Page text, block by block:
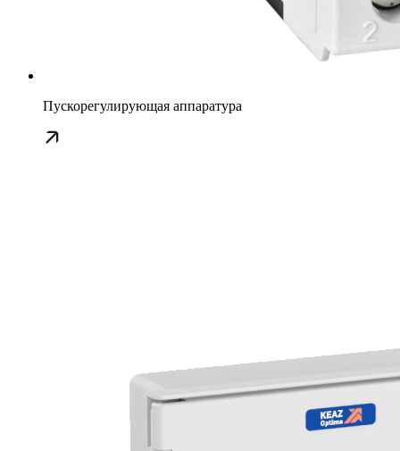
Пускорегулирующая аппаратура